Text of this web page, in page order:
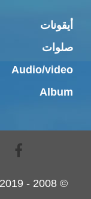
أيقونات
صلوات
Audio/video
Album